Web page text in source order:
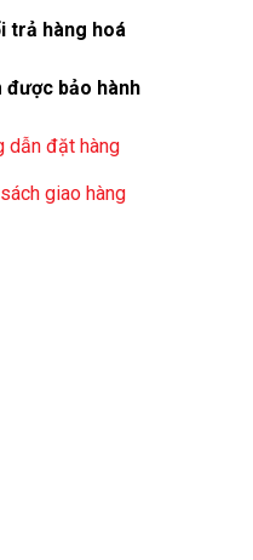
trả hàng hoá
được bảo hành
dẫn đặt hàng
giao hàng